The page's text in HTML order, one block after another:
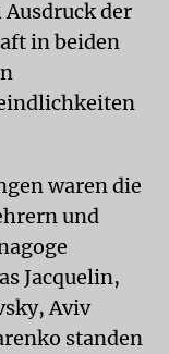
Ausdruck der
in beiden
waren die
und
Jacquelin,
Aviv
standen